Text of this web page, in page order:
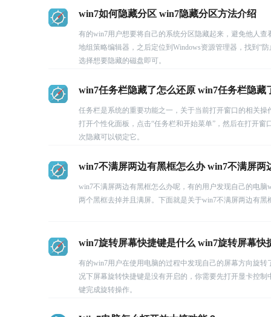
win7如何隐藏分区 win7隐藏分区方法介绍
有的win7用户想要将自己的系统分区隐藏起来，避免他人
地组策略编辑器，之后定位到Windows资源管理器，找到“
选择想要隐藏的磁盘即可。
win7任务栏隐藏了怎么还原 win7任务栏隐藏
任务栏是系统的重要功能之一，关于当前打开窗口的相关
打开个性化面板，点击“任务栏和开始菜单”，然后在打开
次隐藏可以锁定它。
win7不满屏两边有黑框怎么办 win7不满屏两
win7不满屏两边有黑框怎么办呢，有的用户发现自己的电
两个黑框去掉并且满屏。下面就是关于win7不满屏两边有
win7旋转屏幕快捷键是什么 win7旋转屏幕快
有的win7用户在使用电脑的过程中发现自己的屏幕方向旋
况下屏幕旋转快捷键是没有开启的，你需要先打开显卡控
键完成旋转操作。